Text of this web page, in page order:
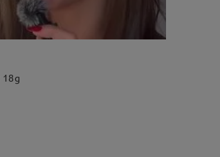
18g